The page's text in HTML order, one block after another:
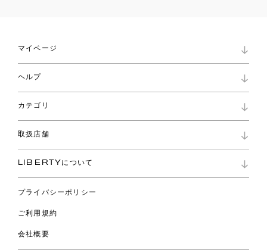
マイページ
ロイヤリティプログラム
パスワード再設定
ショッピングバッグ
ヘルプ
お問い合わせ
よくあるご質問
ご利用ガイド
カテゴリ
コレクション
ファブリックス
バッグ
ウェア
ライフスタイル
スペシャル
取扱店舗
リバティ・ファブリックス
LIBERTYについて
プライバシーポリシー
ご利用規約
会社概要